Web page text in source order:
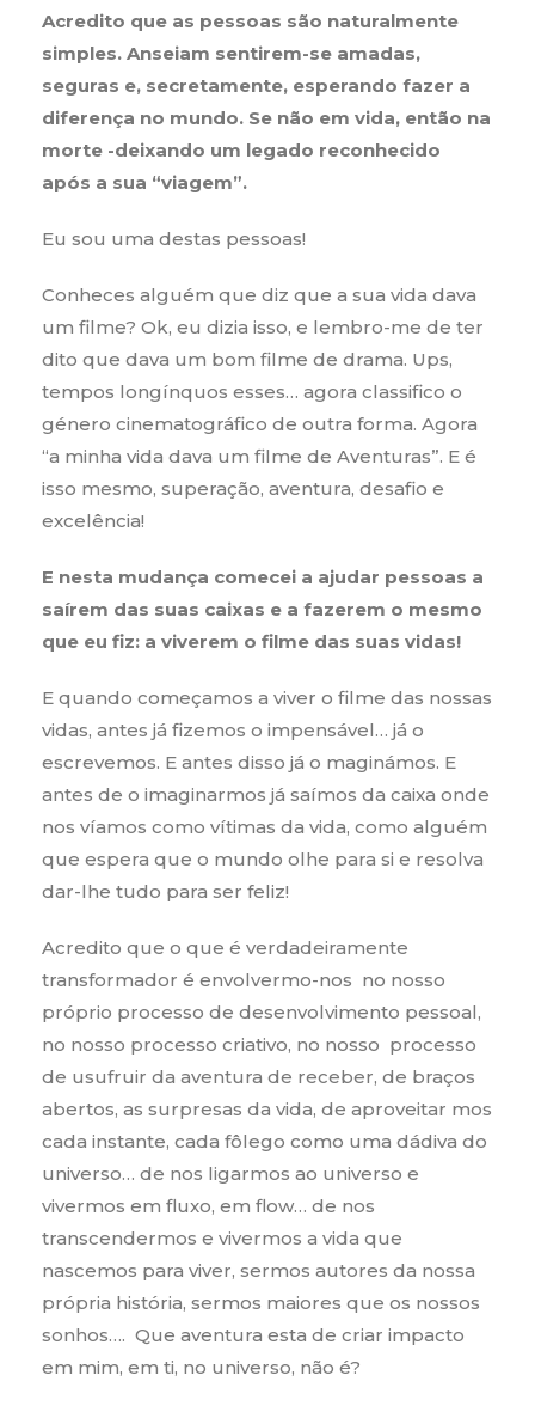
Acredito que as pessoas são naturalmente
simples. Anseiam sentirem-se amadas,
seguras e, secretamente, esperando fazer a
diferença no mundo. Se não em vida, então na
morte -deixando um legado reconhecido
após a sua “viagem”.
Eu sou uma destas pessoas!
Conheces alguém que diz que a sua vida dava
um filme? Ok, eu dizia isso, e lembro-me de ter
dito que dava um bom filme de drama. Ups,
tempos longínquos esses… agora classifico o
género cinematográfico de outra forma. Agora
“a minha vida dava um filme de Aventuras”. E é
isso mesmo, superação, aventura, desafio e
excelência!
E nesta mudança comecei a ajudar pessoas a
saírem das suas caixas e a fazerem o mesmo
que eu fiz: a viverem o filme das suas vidas!
E quando começamos a viver o filme das nossas
vidas, antes já fizemos o impensável… já o
escrevemos. E antes disso já o maginámos. E
antes de o imaginarmos já saímos da caixa onde
nos víamos como vítimas da vida, como alguém
que espera que o mundo olhe para si e resolva
dar-lhe tudo para ser feliz!
Acredito que o que é verdadeiramente
transformador é envolvermo-nos no nosso
próprio processo de desenvolvimento pessoal,
no nosso processo criativo, no nosso processo
de usufruir da aventura de receber, de braços
abertos, as surpresas da vida, de aproveitar mos
cada instante, cada fôlego como uma dádiva do
universo… de nos ligarmos ao universo e
vivermos em fluxo, em flow… de nos
transcendermos e vivermos a vida que
nascemos para viver, sermos autores da nossa
própria história, sermos maiores que os nossos
sonhos…. Que aventura esta de criar impacto
em mim, em ti, no universo, não é?